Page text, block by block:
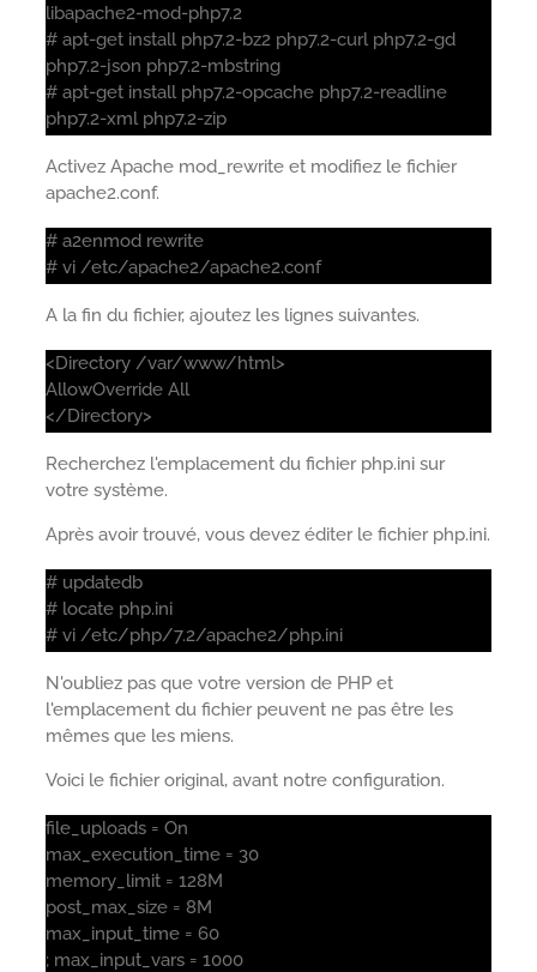
libapache2-mod-php7.2
# apt-get install php7.2-bz2 php7.2-curl php7.2-gd
php7.2-json php7.2-mbstring
# apt-get install php7.2-opcache php7.2-readline
php7.2-xml php7.2-zip
Activez Apache mod_rewrite et modifiez le fichier
apache2.conf.
# a2enmod rewrite
# vi /etc/apache2/apache2.conf
A la fin du fichier, ajoutez les lignes suivantes.
<Directory /var/www/html>
AllowOverride All
</Directory>
Recherchez l'emplacement du fichier php.ini sur
votre système.
Après avoir trouvé, vous devez éditer le fichier php.ini.
# updatedb
# locate php.ini
# vi /etc/php/7.2/apache2/php.ini
N'oubliez pas que votre version de PHP et
l'emplacement du fichier peuvent ne pas être les
mêmes que les miens.
Voici le fichier original, avant notre configuration.
file_uploads = On
max_execution_time = 30
memory_limit = 128M
post_max_size = 8M
max_input_time = 60
; max_input_vars = 1000